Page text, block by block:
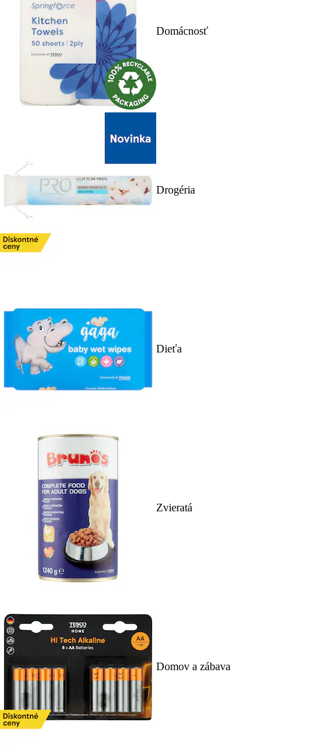
Domácnosť
Drogéria
Dieťa
Zvieratá
Domov a zábava